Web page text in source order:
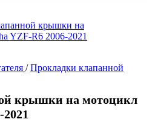
/ Прокладки клапанной
крышки на мотоцикл